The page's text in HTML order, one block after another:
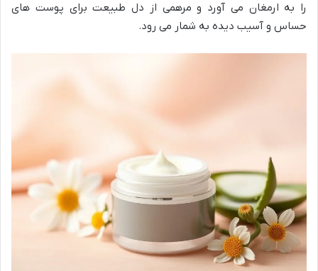
را به ارمغان می آورد و مرهمی از دل طبیعت برای پوست های
حساس و آسیب دیده به شمار می رود.